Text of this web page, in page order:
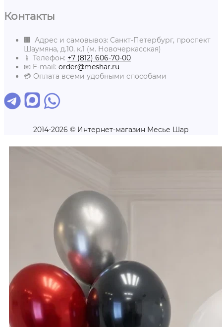
Контакты
🏢 Адрес и самовывоз: Санкт-Петербург, проспект
Шаумяна, д.10, к.1 (м. Новочеркасская)
📱 Телефон: +7 (812) 606-70-00
📧 E-mail: order@meshar.ru
💳 Оплата всеми удобными способами
2014-2026 © Интернет-магазин Месье Шар